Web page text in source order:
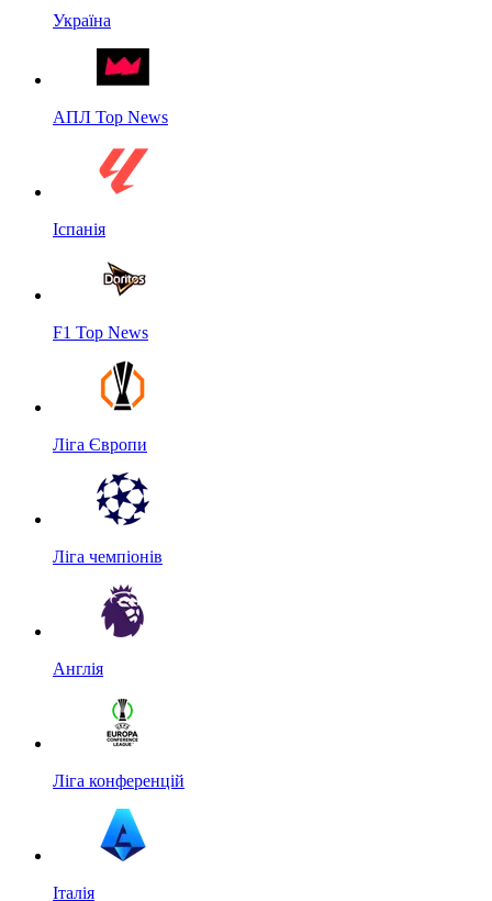
Україна
АПЛ Top News
Іспанія
F1 Top News
Ліга Європи
Ліга чемпіонів
Англія
Ліга конференцій
Італія